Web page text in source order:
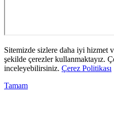
Sitemizde sizlere daha iyi hizmet
şekilde çerezler kullanmaktayız.
inceleyebilirsiniz. Çerez Politikası
Tamam